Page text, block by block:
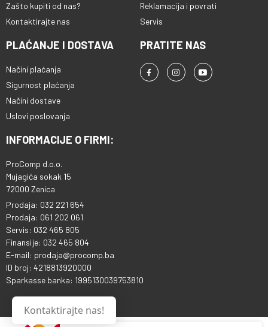
Zašto kupiti od nas?
Kontaktirajte nas
Reklamacija i povrati
Servis
PLAĆANJE I DOSTAVA
Načini plaćanja
Sigurnost plaćanja
Načini dostave
Uslovi poslovanja
PRATITE NAS
INFORMACIJE O FIRMI:
ProComp d.o.o.
Mujagića sokak 15
72000 Zenica
Prodaja: 032 221 654
Prodaja: 061 202 061
Servis: 032 465 805
Finansije: 032 465 804
E-mail: prodaja@procomp.ba
ID broj: 4218813920000
Sparkasse banka: 1995130039753810
Kontaktirajte nas!